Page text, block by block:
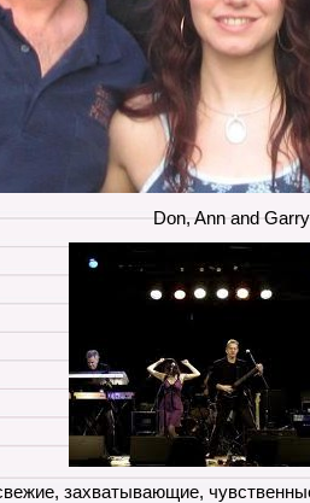
Don, Ann and Garry
захватывающие,